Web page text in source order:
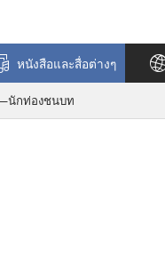
หนังสือและสื่อต่างๆ
นักท่องชนบท